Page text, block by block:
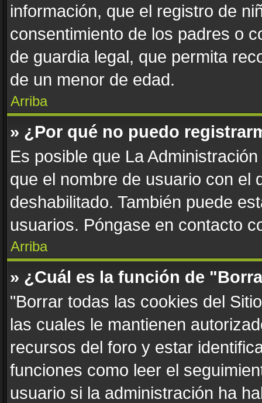
información, que el registro de
consentimiento de los padres o
de guardia legal, que permita
de un menor de edad.
Arriba
» ¿Por qué no puedo
Es posible que La
que el nombre de usuario con el
deshabilitado. También puede
usuarios. Póngase en contacto
Arriba
» ¿Cuál es la función de
"Borrar todas las cookies del
las cuales le mantienen
recursos del foro y estar
funciones como leer el
usuario si la administración ha